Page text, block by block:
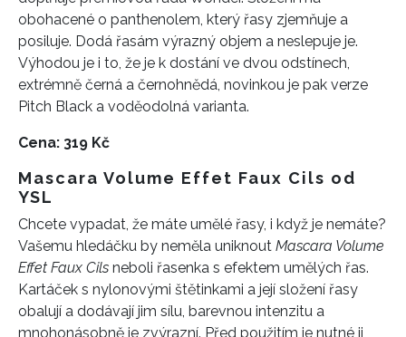
obohacené o panthenolem, který řasy zjemňuje a
posiluje. Dodá řasám výrazný objem a neslepuje je.
Výhodou je i to, že je k dostání ve dvou odstínech,
extrémně černá a černohnědá, novinkou je pak verze
Pitch Black a voděodolná varianta.
Cena: 319 Kč
Mascara Volume Effet Faux Cils od
YSL
Chcete vypadat, že máte umělé řasy, i když je nemáte?
Vašemu hledáčku by neměla uniknout Mascara Volume
Effet Faux Cils neboli řasenka s efektem umělých řas.
Kartáček s nylonovými štětinkami a její složení řasy
obalují a dodávají jim sílu, barevnou intenzitu a
mnohonásobně je zvýrazní. Před použitím je nutné ji